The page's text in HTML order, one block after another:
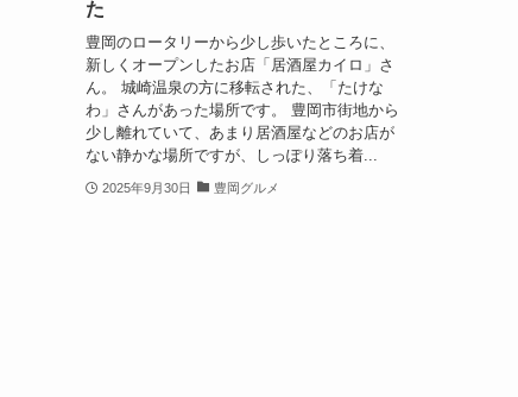
た
豊岡のロータリーから少し歩いたところに、
新しくオープンしたお店「居酒屋カイロ」さ
ん。 城崎温泉の方に移転された、「たけな
わ」さんがあった場所です。 豊岡市街地から
少し離れていて、あまり居酒屋などのお店が
ない静かな場所ですが、しっぽり落ち着...
2025年9月30日 豊岡グルメ